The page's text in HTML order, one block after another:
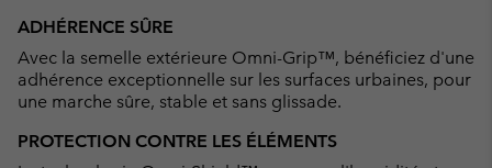
ADHÉRENCE SÛRE
Avec la semelle extérieure Omni-Grip™, bénéficiez d'une
adhérence exceptionnelle sur les surfaces urbaines, pour
une marche sûre, stable et sans glissade.
PROTECTION CONTRE LES ÉLÉMENTS